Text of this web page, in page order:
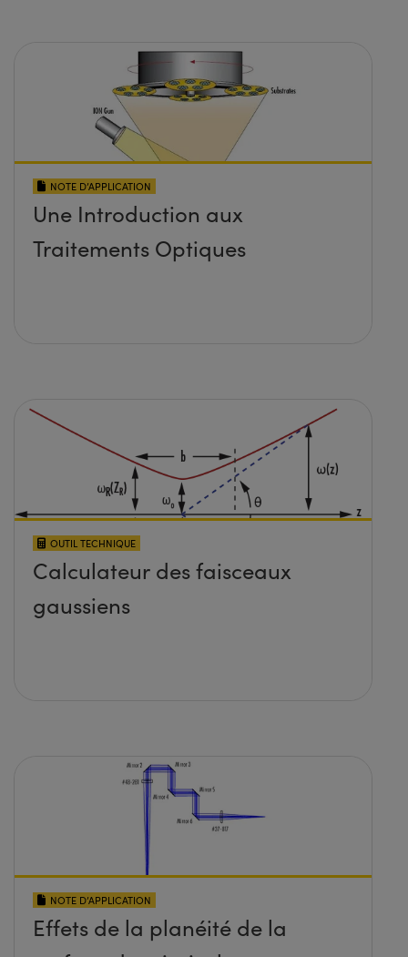
NOTE D’APPLICATION
Une Introduction aux
Traitements Optiques
OUTIL TECHNIQUE
Calculateur des faisceaux
gaussiens
NOTE D’APPLICATION
Effets de la planéité de la